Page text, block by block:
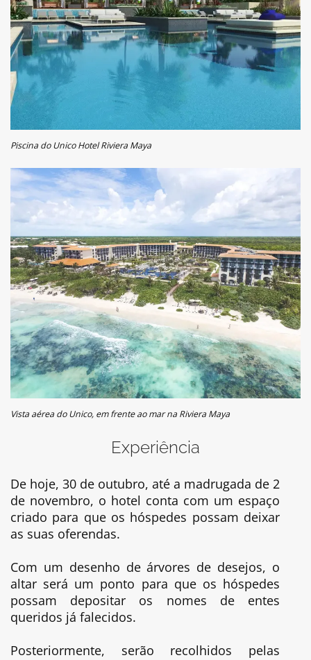
Piscina do Unico Hotel Riviera Maya
Vista aérea do Unico, em frente ao mar na Riviera Maya
Experiência
De hoje, 30 de outubro, até a madrugada de 2
de novembro, o hotel conta com um espaço
criado para que os hóspedes possam deixar
as suas oferendas.
Com um desenho de árvores de desejos, o
altar será um ponto para que os hóspedes
possam depositar os nomes de entes
queridos já falecidos.
Posteriormente, serão recolhidos pelas